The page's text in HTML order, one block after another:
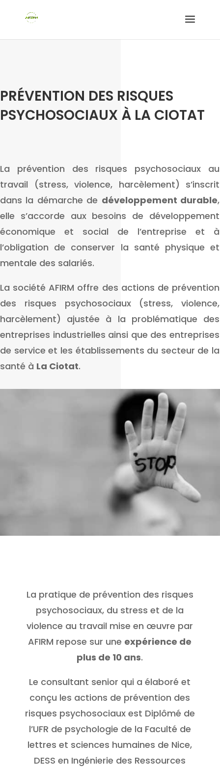
PRÉVENTION DES RISQUES
PSYCHOSOCIAUX À LA CIOTAT
La prévention des risques psychosociaux au
travail (stress, violence, harcèlement) s’inscrit
dans la démarche de développement durable,
elle s’accorde aux besoins de développement
économique et social de l’entreprise et à
l’obligation de conserver la santé physique et
mentale des salariés.
La société AFIRM offre des actions de prévention
des risques psychosociaux (stress, violence,
harcèlement) ajustée à la problématique des
entreprises industrielles ainsi que des entreprises
de service et les établissements du secteur de la
santé à La Ciotat.
La pratique de prévention des risques
psychosociaux, du stress et de la
violence au travail mise en œuvre par
AFIRM repose sur une expérience de
plus de 10 ans.
Le consultant senior qui a élaboré et
conçu les actions de prévention des
risques psychosociaux est Diplômé de
l’UFR de psychologie de la Faculté de
lettres et sciences humaines de Nice,
DESS en Ingénierie des Ressources